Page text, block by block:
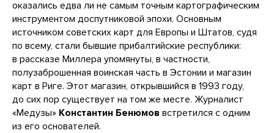
оказались едва ли не самым точным картографическим
инструментом доспутниковой эпохи. Основным
источником советских карт для Европы и Штатов, судя
по всему, стали бывшие прибалтийские республики:
в рассказе Миллера упомянуты, в частности,
полузаброшенная воинская часть в Эстонии и магазин
карт в Риге. Этот магазин, открывшийся в 1993 году,
до сих пор существует на том же месте. Журналист
«Медузы» Константин Бенюмов встретился с одним
из его основателей.